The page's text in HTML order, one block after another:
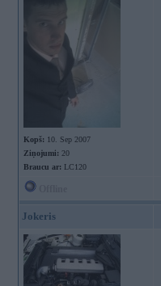
Kopš: 10. Sep 2007
Ziņojumi: 20
Braucu ar: LC120
Jokeris